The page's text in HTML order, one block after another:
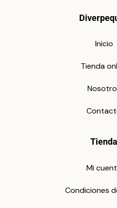
Inicio
Tienda
Tienda
Mi
Condiciones